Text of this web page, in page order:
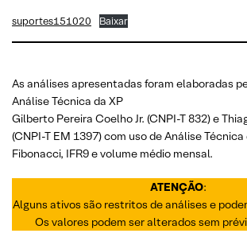
suportes151020 Baixar
As análises apresentadas foram elaboradas
Análise Técnica da XP
Gilberto Pereira Coelho Jr. (CNPI-T 832) e
(CNPI-T EM 1397) com uso de Análise
Fibonacci, IFR9 e volume médio mensal.
ATENÇÃO:
Alguns ativos são restritos de análises e
Os valores podem ser alterados sem